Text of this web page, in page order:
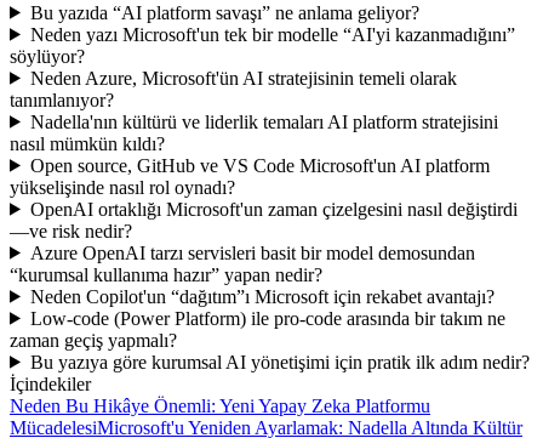
Bu yazıda “AI platform savaşı” ne anlama geliyor?
Neden yazı Microsoft'un tek bir modelle “AI'yi kazanmadığını”
söylüyor?
Neden Azure, Microsoft'ün AI stratejisinin temeli olarak
tanımlanıyor?
Nadella'nın kültürü ve liderlik temaları AI platform stratejisini
nasıl mümkün kıldı?
Open source, GitHub ve VS Code Microsoft'un AI platform
yükselişinde nasıl rol oynadı?
OpenAI ortaklığı Microsoft'un zaman çizelgesini nasıl değiştirdi
—ve risk nedir?
Azure OpenAI tarzı servisleri basit bir model demosundan
“kurumsal kullanıma hazır” yapan nedir?
Neden Copilot'un “dağıtım”ı Microsoft için rekabet avantajı?
Low-code (Power Platform) ile pro-code arasında bir takım ne
zaman geçiş yapmalı?
Bu yazıya göre kurumsal AI yönetişimi için pratik ilk adım nedir?
İçindekiler
Neden Bu Hikâye Önemli: Yeni Yapay Zeka Platformu
MücadelesiMicrosoft'u Yeniden Ayarlamak: Nadella Altında Kültür